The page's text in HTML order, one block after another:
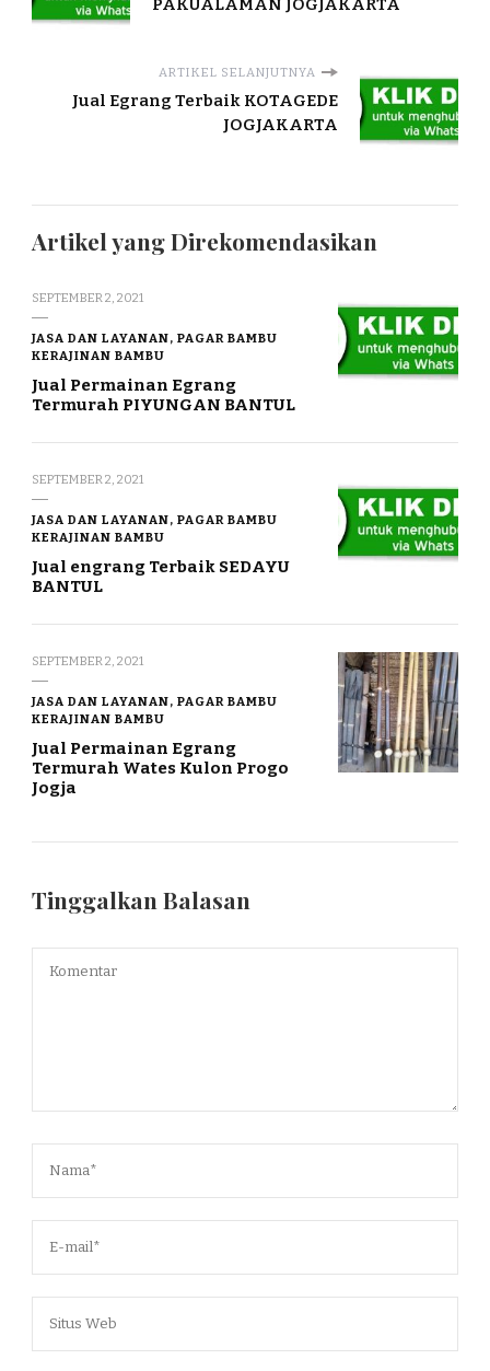
PAKUALAMAN JOGJAKARTA
ARTIKEL SELANJUTNYA
Jual Egrang Terbaik KOTAGEDE
JOGJAKARTA
Artikel yang Direkomendasikan
SEPTEMBER 2, 2021
JASA DAN LAYANAN, PAGAR BAMBU
KERAJINAN BAMBU
Jual Permainan Egrang
Termurah PIYUNGAN BANTUL
SEPTEMBER 2, 2021
JASA DAN LAYANAN, PAGAR BAMBU
KERAJINAN BAMBU
Jual engrang Terbaik SEDAYU
BANTUL
SEPTEMBER 2, 2021
JASA DAN LAYANAN, PAGAR BAMBU
KERAJINAN BAMBU
Jual Permainan Egrang
Termurah Wates Kulon Progo
Jogja
Tinggalkan Balasan